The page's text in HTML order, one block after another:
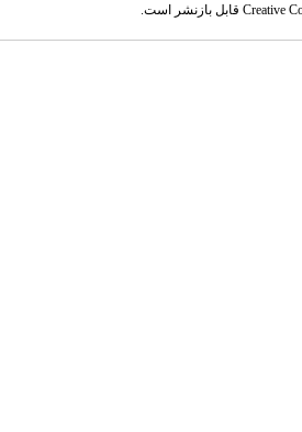
Creativeقابل بازنشر است.